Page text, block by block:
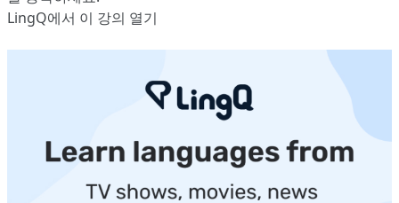
LingQ에서 이 강의 열기